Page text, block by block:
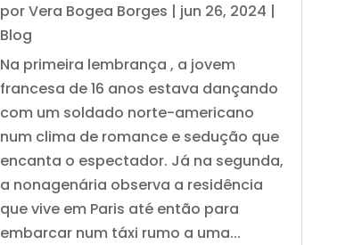
porVera Bogea Borges | jun 26, 2024 |
Blog
Na primeira lembrança , a jovem
francesa de 16 anos estava dançando
com um soldado norte-americano
num clima de romance e sedução que
encanta o espectador. Já na segunda,
a nonagenária observa a residência
que vive em Paris até então para
embarcar num táxi rumo a uma...